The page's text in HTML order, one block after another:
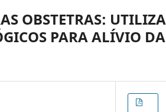
OBSTETRAS:
PARA ALÍVIO